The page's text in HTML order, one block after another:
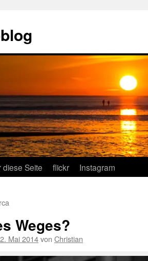
diese Seite flickr Instagram
Weges?
Mai 2014von Christian